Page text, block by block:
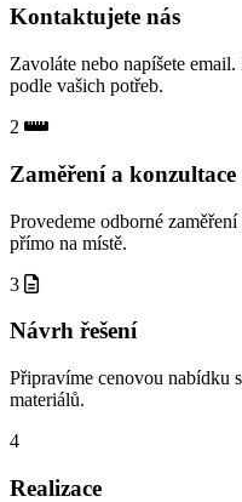
Kontaktujete nás
Zavoláte nebo napíšete
podle vašich potřeb.
2
Zaměření a konzultace
Provedeme odborné
přímo na místě.
3
Návrh řešení
Připravíme cenovou nabídku
materiálů.
4
Realizace